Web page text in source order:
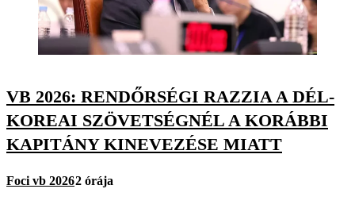
VB 2026: RENDŐRSÉGI RAZZIA A DÉL-
KOREAI SZÖVETSÉGNÉL A KORÁBBI
KAPITÁNY KINEVEZÉSE MIATT
Foci vb 20262 órája